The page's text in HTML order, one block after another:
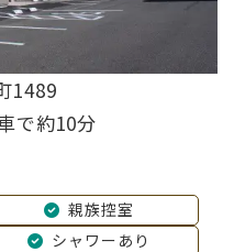
1489
で約10分
親族控室
シャワーあり